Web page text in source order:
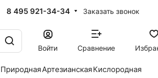
8 495 921-34-34 Заказать звонок
Войти Сравнение
ПрироднаяАртезианскаяКислородная